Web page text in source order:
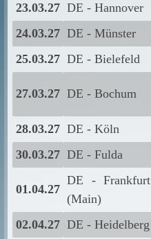
23.03.27 DE - Hannover
24.03.27 DE - Münster
25.03.27 DE - Bielefeld
27.03.27 DE - Bochum
28.03.27 DE - Köln
30.03.27 DE - Fulda
01.04.27
DE - Frankfurt
(Main)
02.04.27 DE - Heidelberg